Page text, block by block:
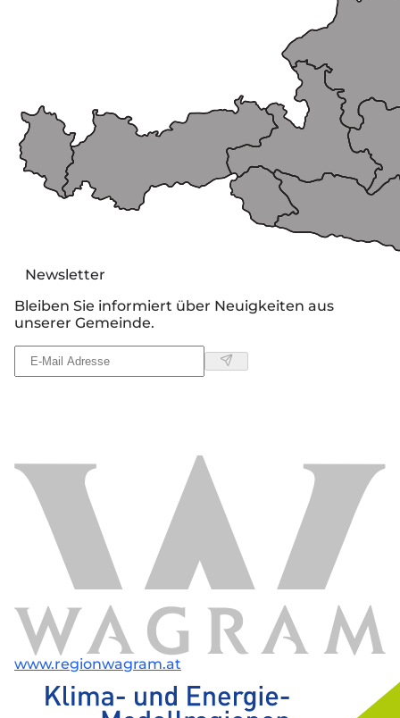
Newsletter
Bleiben Sie informiert über Neuigkeiten aus
unserer Gemeinde.
www.regionwagram.at